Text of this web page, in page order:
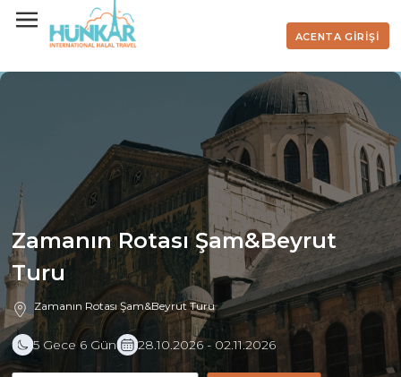
ACENTA GİRİŞİ
Zamanın Rotası Şam&Beyrut
Turu
Zamanın Rotası Şam&Beyrut Turu
5 Gece 6 Gün 28.10.2026 - 02.11.2026